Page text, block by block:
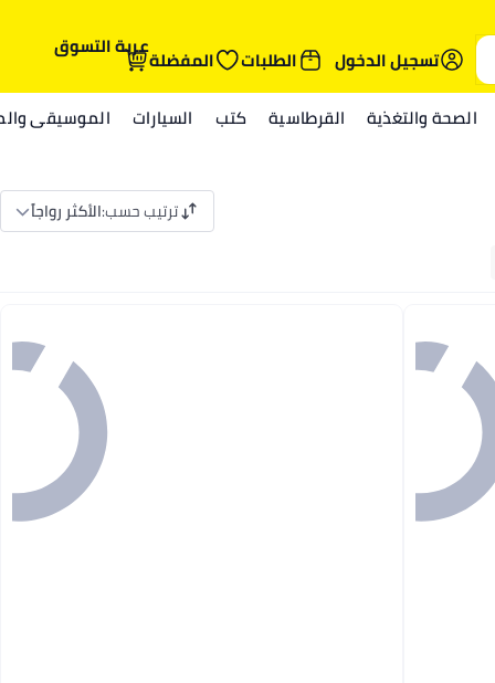
تسجيل الدخول
الطلبات المفضلةعربة التسوق
الصحة والتغذية القرطاسية كتب السيارات الموسيقى
ترتيب حسب:الأكثر رواجاً